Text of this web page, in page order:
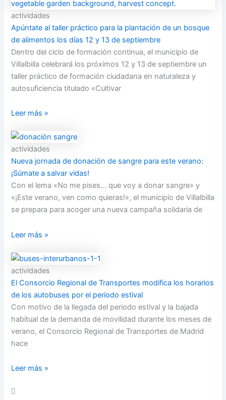
actividades
Apúntate al taller práctico para la plantación de un bosque
de alimentos los días 12 y 13 de septiembre
Dentro del ciclo de formación continua, el municipio de
Villalbilla celebrará los próximos 12 y 13 de septiembre un
taller práctico de formación ciudadana en naturaleza y
autosuficiencia titulado «Cultivar
Leer más »
actividades
Nueva jornada de donación de sangre para este verano:
¡Súmate a salvar vidas!
Con el lema «No me pises… que voy a donar sangre» y
«¡Este verano, ven como quieras!», el municipio de Villalbilla
se prepara para acoger una nueva campaña solidaria de
Leer más »
actividades
El Consorcio Regional de Transportes modifica los horarios
de los autobuses por el periodo estival
Con motivo de la llegada del periodo estival y la bajada
habitual de la demanda de movilidad durante los meses de
verano, el Consorcio Regional de Transportes de Madrid
hace
Leer más »